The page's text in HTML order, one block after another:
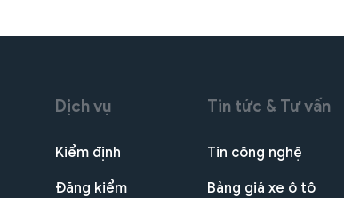
Dịch vụ
Kiểm định
Đăng kiểm
Tin tức & Tư vấn
Tin công nghệ
Bảng giá xe ô tô